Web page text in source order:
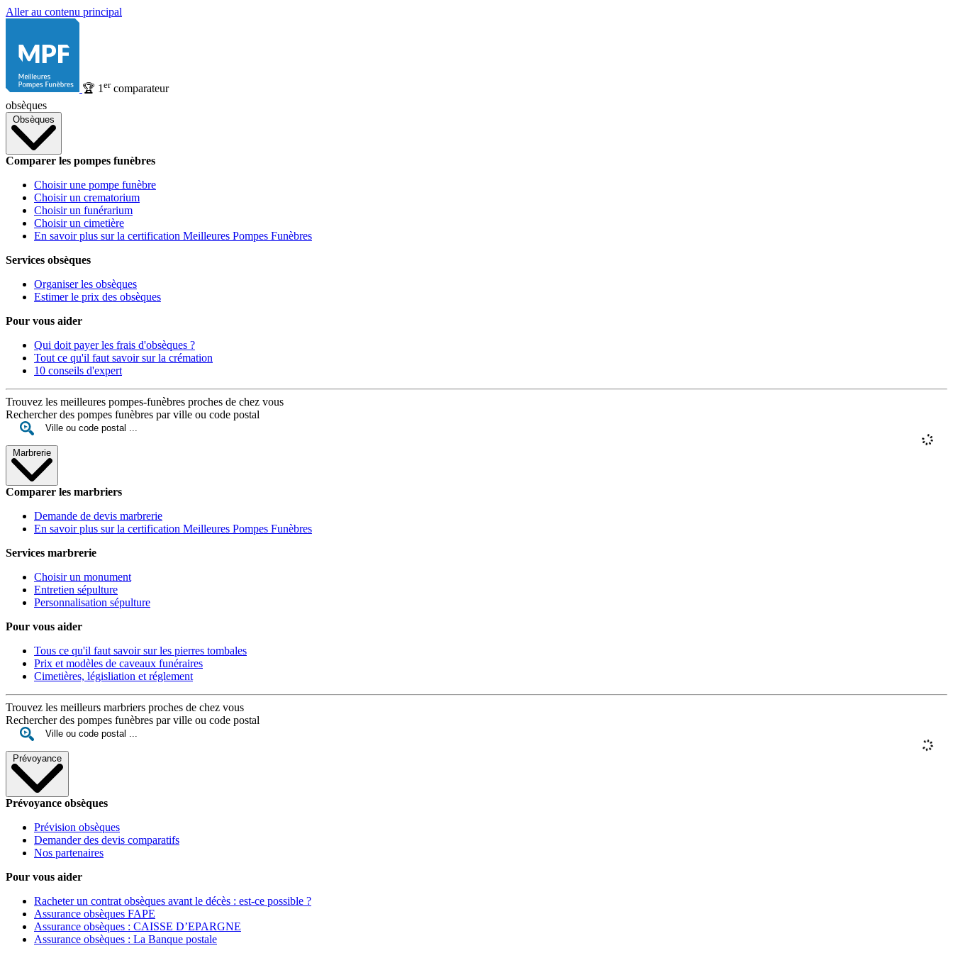
Aller au contenu principal
🏆 1 ercomparateur
obsèques
Obsèques
Comparer les pompes funèbres
Choisir une pompe funèbre
Choisir un crematorium
Choisir un funérarium
Choisir un cimetière
En savoir plus sur la certification Meilleures Pompes Funèbres
Services obsèques
Organiser les obsèques
Estimer le prix des obsèques
Pour vous aider
Qui doit payer les frais d'obsèques ?
Tout ce qu'il faut savoir sur la crémation
10 conseils d'expert
Trouvez les meilleures pompes-funèbres proches de chez vous
Rechercher des pompes funèbres par ville ou code postal
Marbrerie
Comparer les marbriers
Demande de devis marbrerie
En savoir plus sur la certification Meilleures Pompes Funèbres
Services marbrerie
Choisir un monument
Entretien sépulture
Personnalisation sépulture
Pour vous aider
Tous ce qu'il faut savoir sur les pierres tombales
Prix et modèles de caveaux funéraires
Cimetières, législiation et réglement
Trouvez les meilleurs marbriers proches de chez vous
Rechercher des pompes funèbres par ville ou code postal
Prévoyance
Prévoyance obsèques
Prévision obsèques
Demander des devis comparatifs
Nos partenaires
Pour vous aider
Racheter un contrat obsèques avant le décès : est-ce possible ?
Assurance obsèques FAPE
Assurance obsèques : CAISSE D’EPARGNE
Assurance obsèques : La Banque postale